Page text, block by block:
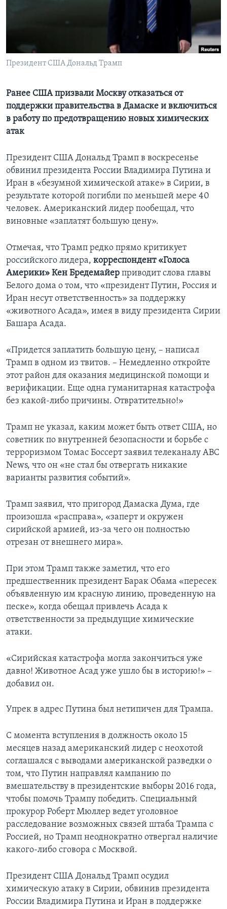
СОЦИАЛЬНЫЕ СЕТИ
Языки
Президент США Дональд Трамп
Ранее США призвали Москву отказаться от
поддержки правительства в Дамаске и включиться
в работу по предотвращению новых химических
атак
Президент США Дональд Трамп в воскресенье
обвинил президента России Владимира Путина и
Иран в «безумной химической атаке» в Сирии, в
результате которой погибли по меньшей мере 40
человек. Американский лидер пообещал, что
виновные «заплатят большую цену».
Отмечая, что Трамп редко прямо критикует
российского лидера, корреспондент «Голоса
Америки» Кен Бредемайер приводит слова главы
Белого дома о том, что «президент Путин, Россия и
Иран несут ответственность» за поддержку
«животного Асада», имея в виду президента Сирии
Башара Асада.
«Придется заплатить большую цену, – написал
Трамп в одном из твитов. – Немедленно откройте
этот район для оказания медицинской помощи и
верификации. Еще одна гуманитарная катастрофа
без какой-либо причины. Отвратительно!»
Трамп не указал, каким может быть ответ США, но
советник по внутренней безопасности и борьбе с
терроризмом Томас Боссерт заявил телеканалу АВС
News, что он «не стал бы отвергать никакие
варианты развития событий».
Трамп заявил, что пригород Дамаска Дума, где
произошла «расправа», «заперт и окружен
сирийской армией, из-за чего он полностью
отрезан от внешнего мира».
При этом Трамп также заметил, что его
предшественник президент Барак Обама «пересек
объявленную им красную линию, проведенную на
песке», когда обещал привлечь Асада к
ответственности за предыдущие химические
атаки.
«Сирийская катастрофа могла закончиться уже
давно! Животное Асад уже ушло бы в историю!» –
добавил он.
Упрек в адрес Путина был нетипичен для Трампа.
С момента вступления в должность около 15
месяцев назад американский лидер с неохотой
соглашался с выводами американской разведки о
том, что Путин направлял кампанию по
вмешательству в президентские выборы 2016 года,
чтобы помочь Трампу победить. Специальный
прокурор Роберт Мюллер ведет уголовное
расследование возможных связей штаба Трампа с
Россией, но Трамп неоднократно отвергал наличие
какого-либо сговора с Москвой.
Президент США Дональд Трамп осудил
химическую атаку в Сирии, обвинив президента
России Владимира Путина и Иран в поддержке